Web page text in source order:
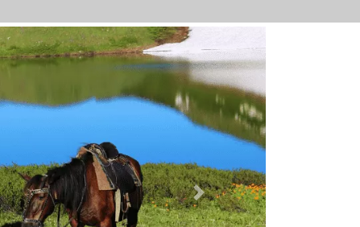
下一個